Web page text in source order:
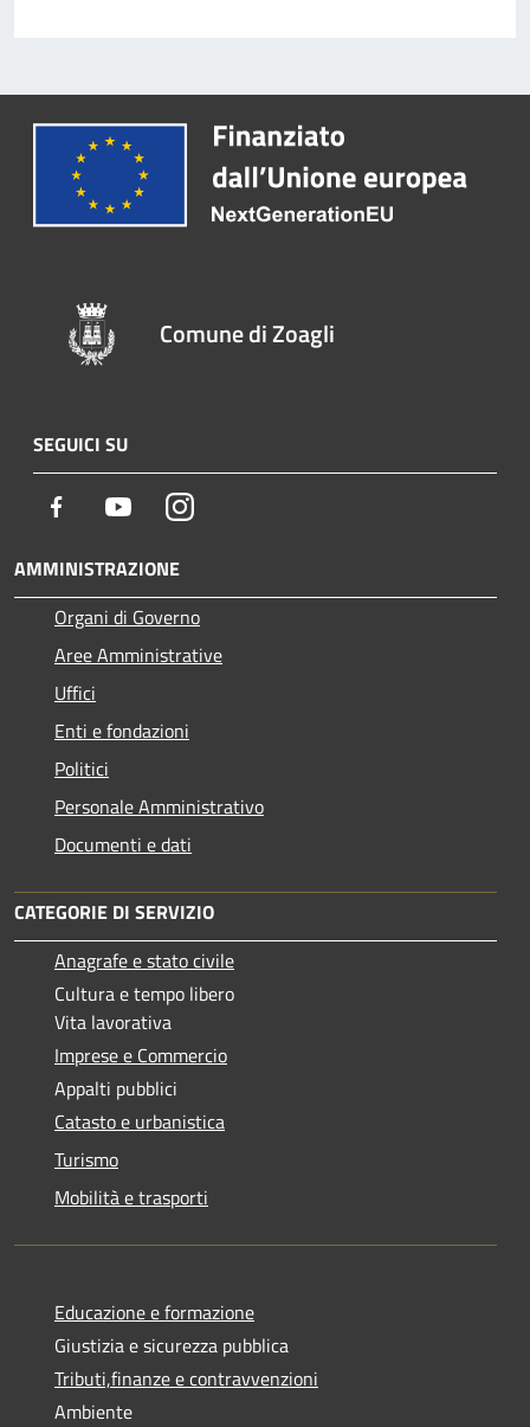
Comune di Zoagli
SEGUICI SU
Facebook YoutubeInstagram
AMMINISTRAZIONE
Organi di Governo
Aree Amministrative
Uffici
Enti e fondazioni
Politici
Personale Amministrativo
Documenti e dati
CATEGORIE DI SERVIZIO
Anagrafe e stato civile
Cultura e tempo libero
Vita lavorativa
Imprese e Commercio
Appalti pubblici
Catasto e urbanistica
Turismo
Mobilità e trasporti
Educazione e formazione
Giustizia e sicurezza pubblica
Tributi,finanze e contravvenzioni
Ambiente